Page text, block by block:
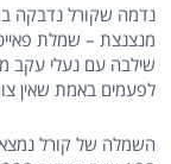
נדמה שקורל נדבקה
מנצנצת – שמלת
לפעמים באמת שאין
השמלה של קורל